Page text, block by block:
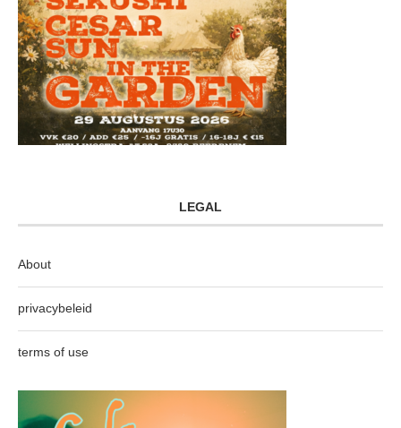
LEGAL
About
privacybeleid
terms of use